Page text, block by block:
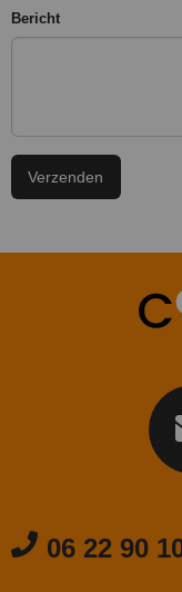
Bericht
06 22 90